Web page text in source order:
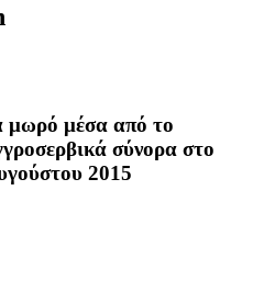
μωρό μέσα από το
σερβικά σύνορα στο
2015